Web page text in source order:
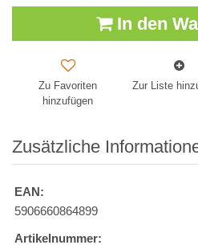
In den
Zu Favoriten
hinzufügen
Zur Liste
Zusätzliche
EAN:
5906660864899
Artikelnummer: